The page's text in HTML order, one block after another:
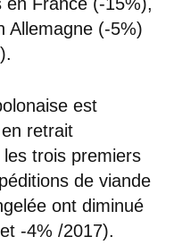
Allemagne (-5%)
est
retrait
trois premiers
de viande
ont diminué
-4% /2017).